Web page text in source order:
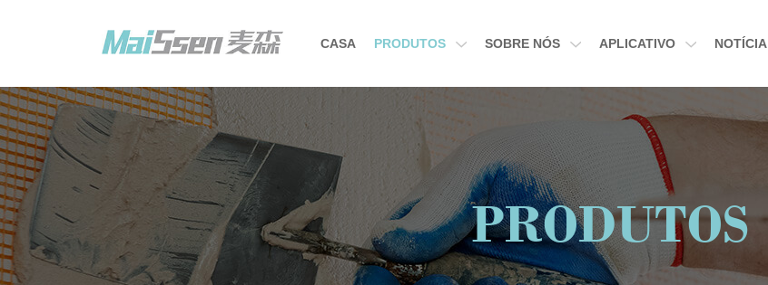
CASA PRODUTOS SOBRE NÓS APLICATIVO NOTÍCIA
PRODUTOS